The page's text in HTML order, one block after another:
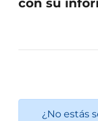
con su
¿No estás